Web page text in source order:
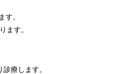
す。
ます。
療します。